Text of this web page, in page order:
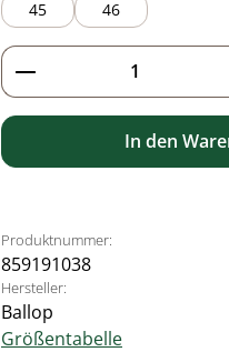
45
46
Produkt Anzahl:
In den
Produktnummer:
859191038
Hersteller:
Ballop
Größentabelle